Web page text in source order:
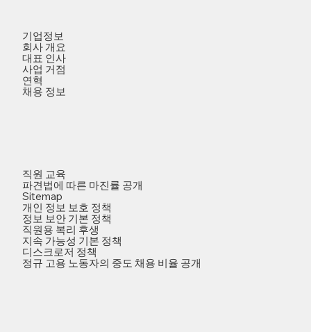
기업정보
회사 개요
대표 인사
사업 거점
연혁
채용 정보
직원 교육
파견법에 따른 마진률 공개
Sitemap
개인 정보 보호 정책
정보 보안 기본 정책
직원용 복리 후생
지속 가능성 기본 정책
디스크로저 정책
정규 고용 노동자의 중도 채용 비율 공개